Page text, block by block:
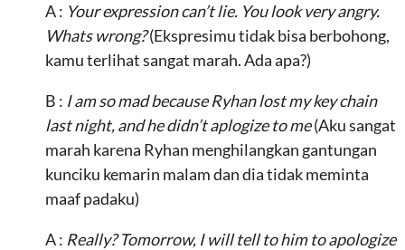
A : Your expression can’t lie. You look very angry.
Whats wrong?(Ekspresimu tidak bisa berbohong,
kamu terlihat sangat marah. Ada apa?)
B : I am so mad because Ryhan lost my key chain
last night, and he didn’t aplogize to me(Aku sangat
marah karena Ryhan menghilangkan gantungan
kunciku kemarin malam dan dia tidak meminta
maaf padaku)
A : Really? Tomorrow, I will tell to him to apologize